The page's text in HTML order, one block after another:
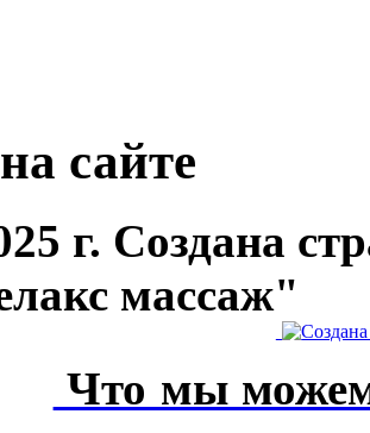
сайте
г. Создана
массаж"
Что мы